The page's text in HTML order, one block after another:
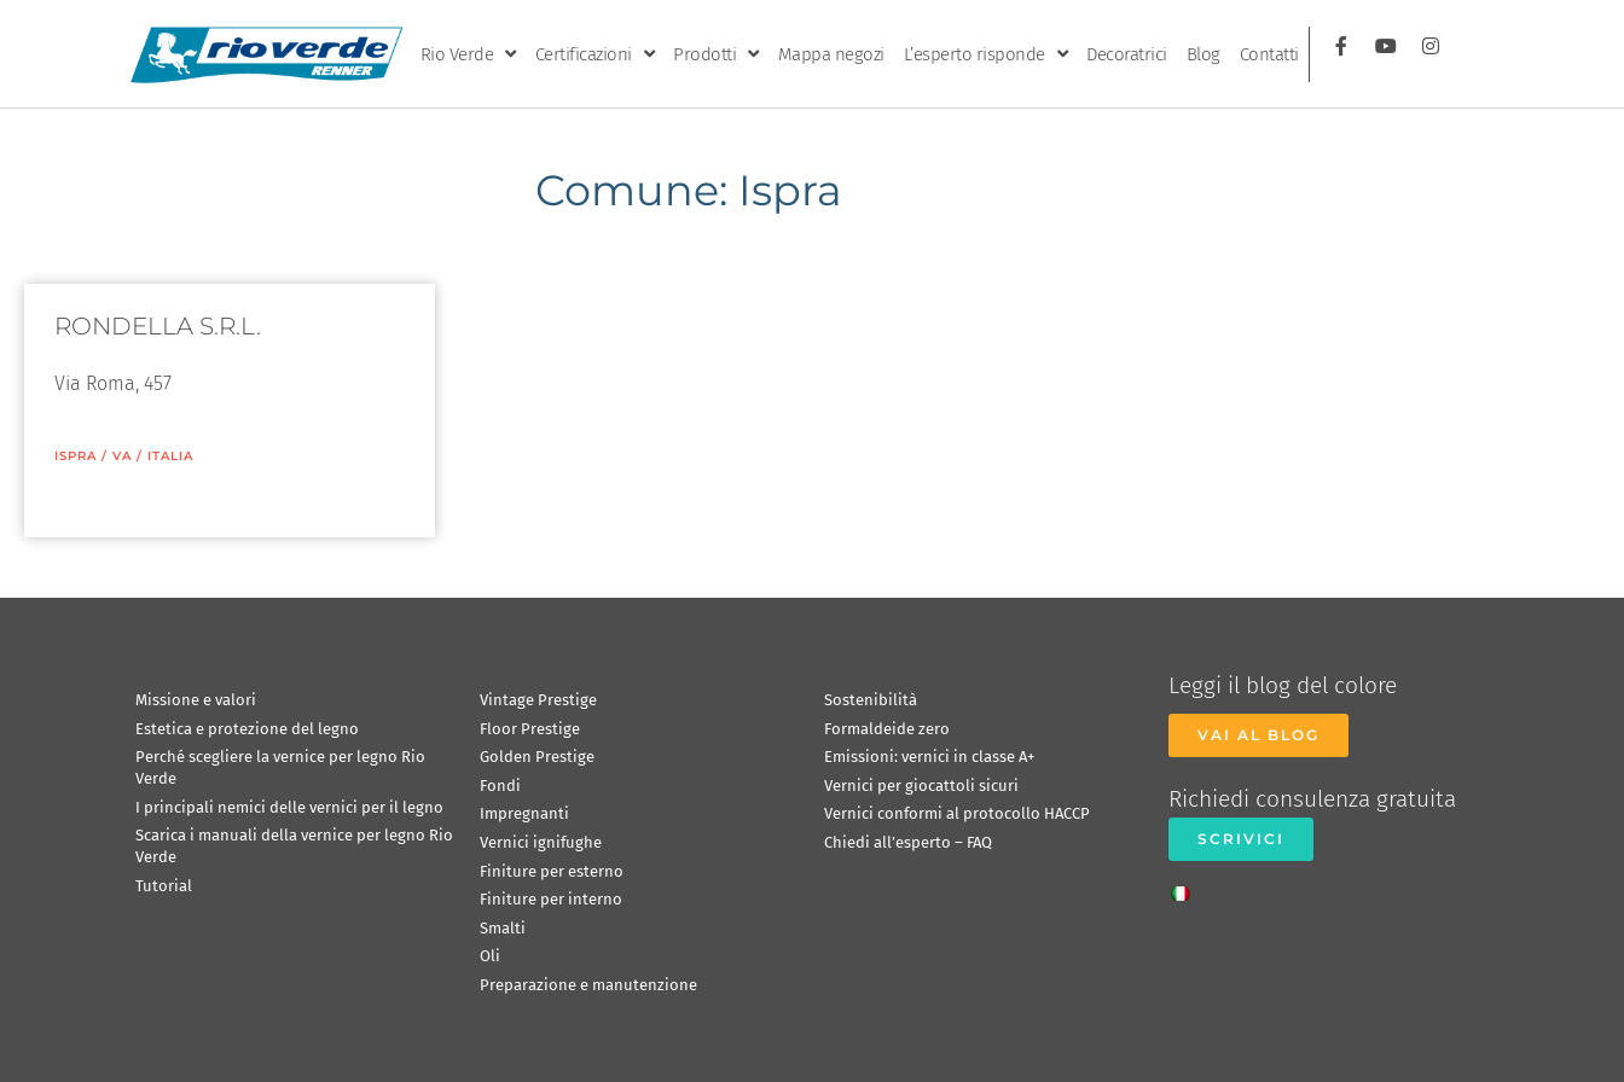
Rio Verde Certificazioni Prodotti Mappa negozi L’esperto risponde Decoratrici Blog Contatti
Comune: Ispra
RONDELLA S.R.L.
Via Roma, 457
ISPRA / VA / ITALIA
Missione e valori
Estetica e protezione del legno
Perché scegliere la vernice per legno Rio
Verde
I principali nemici delle vernici per il legno
Scarica i manuali della vernice per legno Rio
Verde
Tutorial
Vintage Prestige
Floor Prestige
Golden Prestige
Fondi
Impregnanti
Vernici ignifughe
Finiture per esterno
Finiture per interno
Smalti
Oli
Preparazione e manutenzione
Sostenibilità
Formaldeide zero
Emissioni: vernici in classe A+
Vernici per giocattoli sicuri
Vernici conformi al protocollo HACCP
Chiedi all’esperto – FAQ
Leggi il blog del colore
VAI AL BLOG
Richiedi consulenza gratuita
SCRIVICI